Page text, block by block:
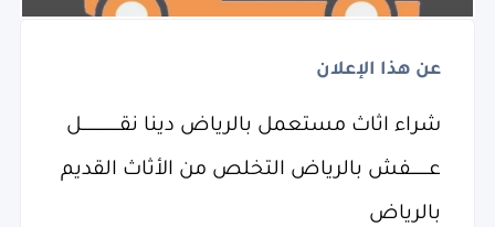
عن هذا الإعلان
شراء اثاث مستعمل بالرياض دينا نقـــــــــــــــــل
عــــــــفش بالرياض التخلص من الأثاث القديم
بالرياض